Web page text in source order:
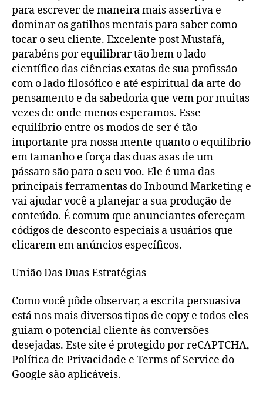
para escrever de maneira mais assertiva e
dominar os gatilhos mentais para saber como
tocar o seu cliente. Excelente post Mustafá,
parabéns por equilibrar tão bem o lado
científico das ciências exatas de sua profissão
com o lado filosófico e até espiritual da arte do
pensamento e da sabedoria que vem por muitas
vezes de onde menos esperamos. Esse
equilíbrio entre os modos de ser é tão
importante pra nossa mente quanto o equilíbrio
em tamanho e força das duas asas de um
pássaro são para o seu voo. Ele é uma das
principais ferramentas do Inbound Marketing e
vai ajudar você a planejar a sua produção de
conteúdo. É comum que anunciantes ofereçam
códigos de desconto especiais a usuários que
clicarem em anúncios específicos.
União Das Duas Estratégias
Como você pôde observar, a escrita persuasiva
está nos mais diversos tipos de copy e todos eles
guiam o potencial cliente às conversões
desejadas. Este site é protegido por reCAPTCHA,
Política de Privacidade e Terms of Service do
Google são aplicáveis.